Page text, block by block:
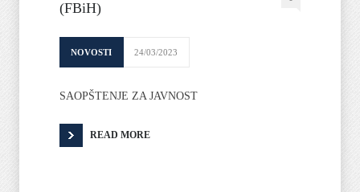
(FBiH)
NOVOSTI 24/03/2023
SAOPŠTENJE ZA JAVNOST
READ MORE